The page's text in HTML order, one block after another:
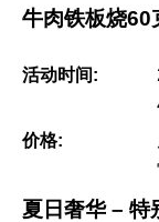
牛肉铁板烧60
活动时间:
价格:
夏日奢华 – 特